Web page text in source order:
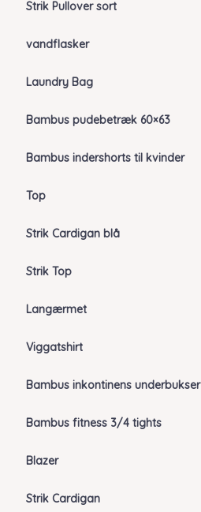
Strik Pullover sort
vandflasker
Laundry Bag
Bambus pudebetræk 60×63
Bambus indershorts til kvinder
Top
Strik Cardigan blå
Strik Top
Langærmet
Viggatshirt
Bambus inkontinens underbukser
Bambus fitness 3/4 tights
Blazer
Strik Cardigan